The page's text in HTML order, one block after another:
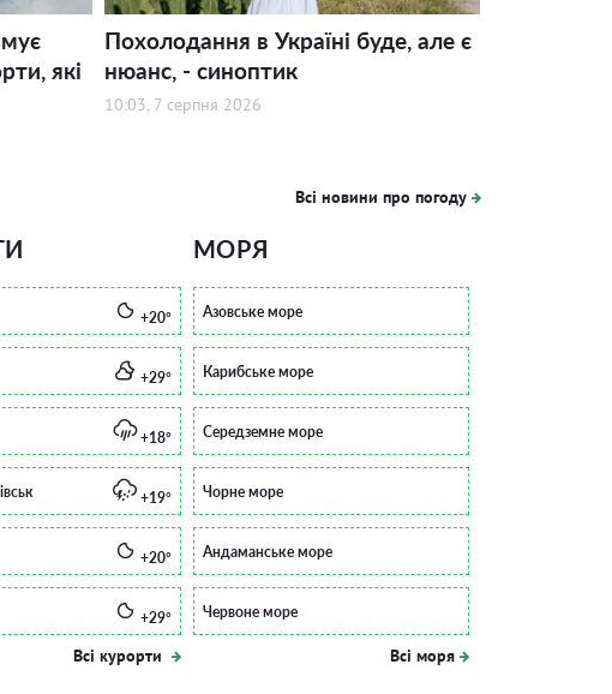
які
Похолодання в Україні буде, але є
нюанс, - синоптик
10:03, 7 серпня 2026
Всі новини про погоду
+20°
+29°
+18°
+19°
+20°
+29°
Всі курорти
МОРЯ
Азовське море
Карибське море
Середземне море
Чорне море
Андаманське море
Червоне море
Всі моря